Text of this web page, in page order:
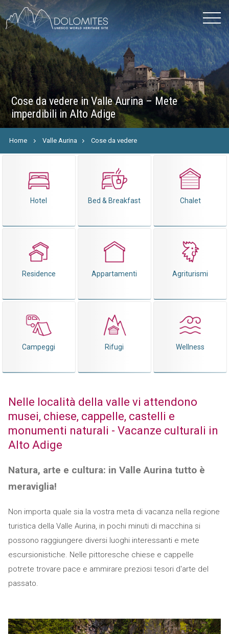
Cose da vedere in Valle Aurina – Mete
imperdibili in Alto Adige
Home Valle Aurina Cose da vedere
Hotel Bed & Breakfast Chalet
Residence Appartamenti Agriturismi
Campeggi Rifugi Wellness
Nelle località della valle vi attendono
musei, chiese, cappelle, castelli e
monumenti naturali - Vacanze culturali in
Alto Adige
Natura, arte e cultura: in Valle Aurina tutto è
meraviglia!
Non importa quale sia la vostra meta di vacanza nella regione
turistica della Valle Aurina, in pochi minuti di macchina si
possono raggiungere diversi luoghi interessanti e mete
escursionistiche. Nelle pittoresche chiese e cappelle
potrete trovare pace e ammirare preziosi tesori d'arte del
passato.